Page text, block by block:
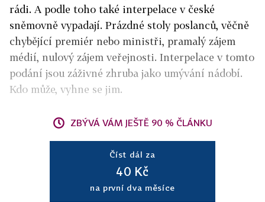
rádi. A podle toho také interpelace v české
sněmovně vypadají. Prázdné stoly poslanců, věčně
chybějící premiér nebo ministři, pramalý zájem
médií, nulový zájem veřejnosti. Interpelace v tomto
podání jsou záživné zhruba jako umývání nádobí.
Kdo může, vyhne se jim.
ZBÝVÁ VÁM JEŠTĚ 90 % ČLÁNKU
Číst dál za
40 Kč
na první dva měsíce